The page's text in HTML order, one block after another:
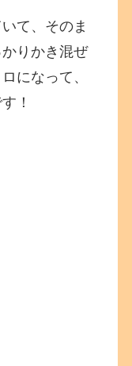
て、そのま
りかき混ぜ
になって、
！